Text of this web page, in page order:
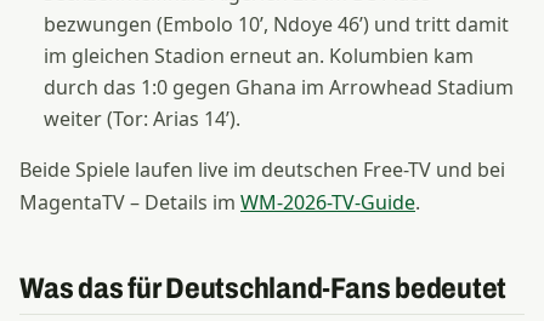
bezwungen (Embolo 10’, Ndoye 46’) und tritt damit
im gleichen Stadion erneut an. Kolumbien kam
durch das 1:0 gegen Ghana im Arrowhead Stadium
weiter (Tor: Arias 14’).
Beide Spiele laufen live im deutschen Free-TV und bei
MagentaTV – Details im WM-2026-TV-Guide.
Was das für Deutschland-Fans bedeutet